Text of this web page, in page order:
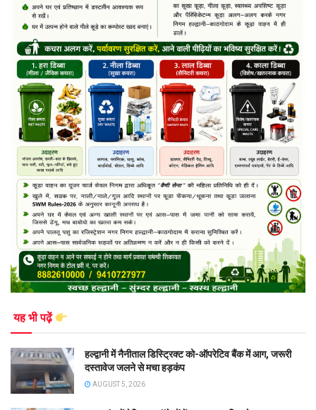
यह भी पढ़ें
हल्द्वानी में नैनीताल डिस्ट्रिक्ट को-ऑपरेटिव बैंक में आग, जरूरी
दस्तावेज जलने से मचा हड़कंप
AUGUST 5, 2026